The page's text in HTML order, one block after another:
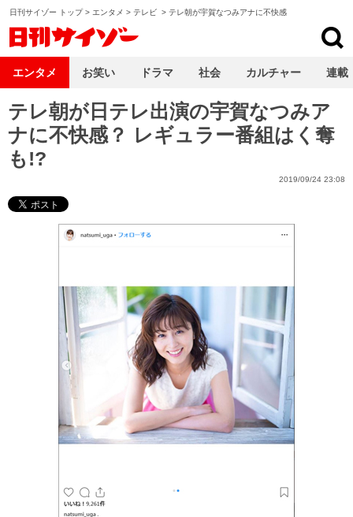
日刊サイゾー トップ> エンタメ > テレビ > テレ朝が宇賀なつみアナに不快感
テレ朝が日テレ出演の宇賀なつみア
ナに不快感？ レギュラー番組はく奪
も!?
2019/09/24 23:08
エンタメ お笑い ドラマ 社会 カルチャー 連載